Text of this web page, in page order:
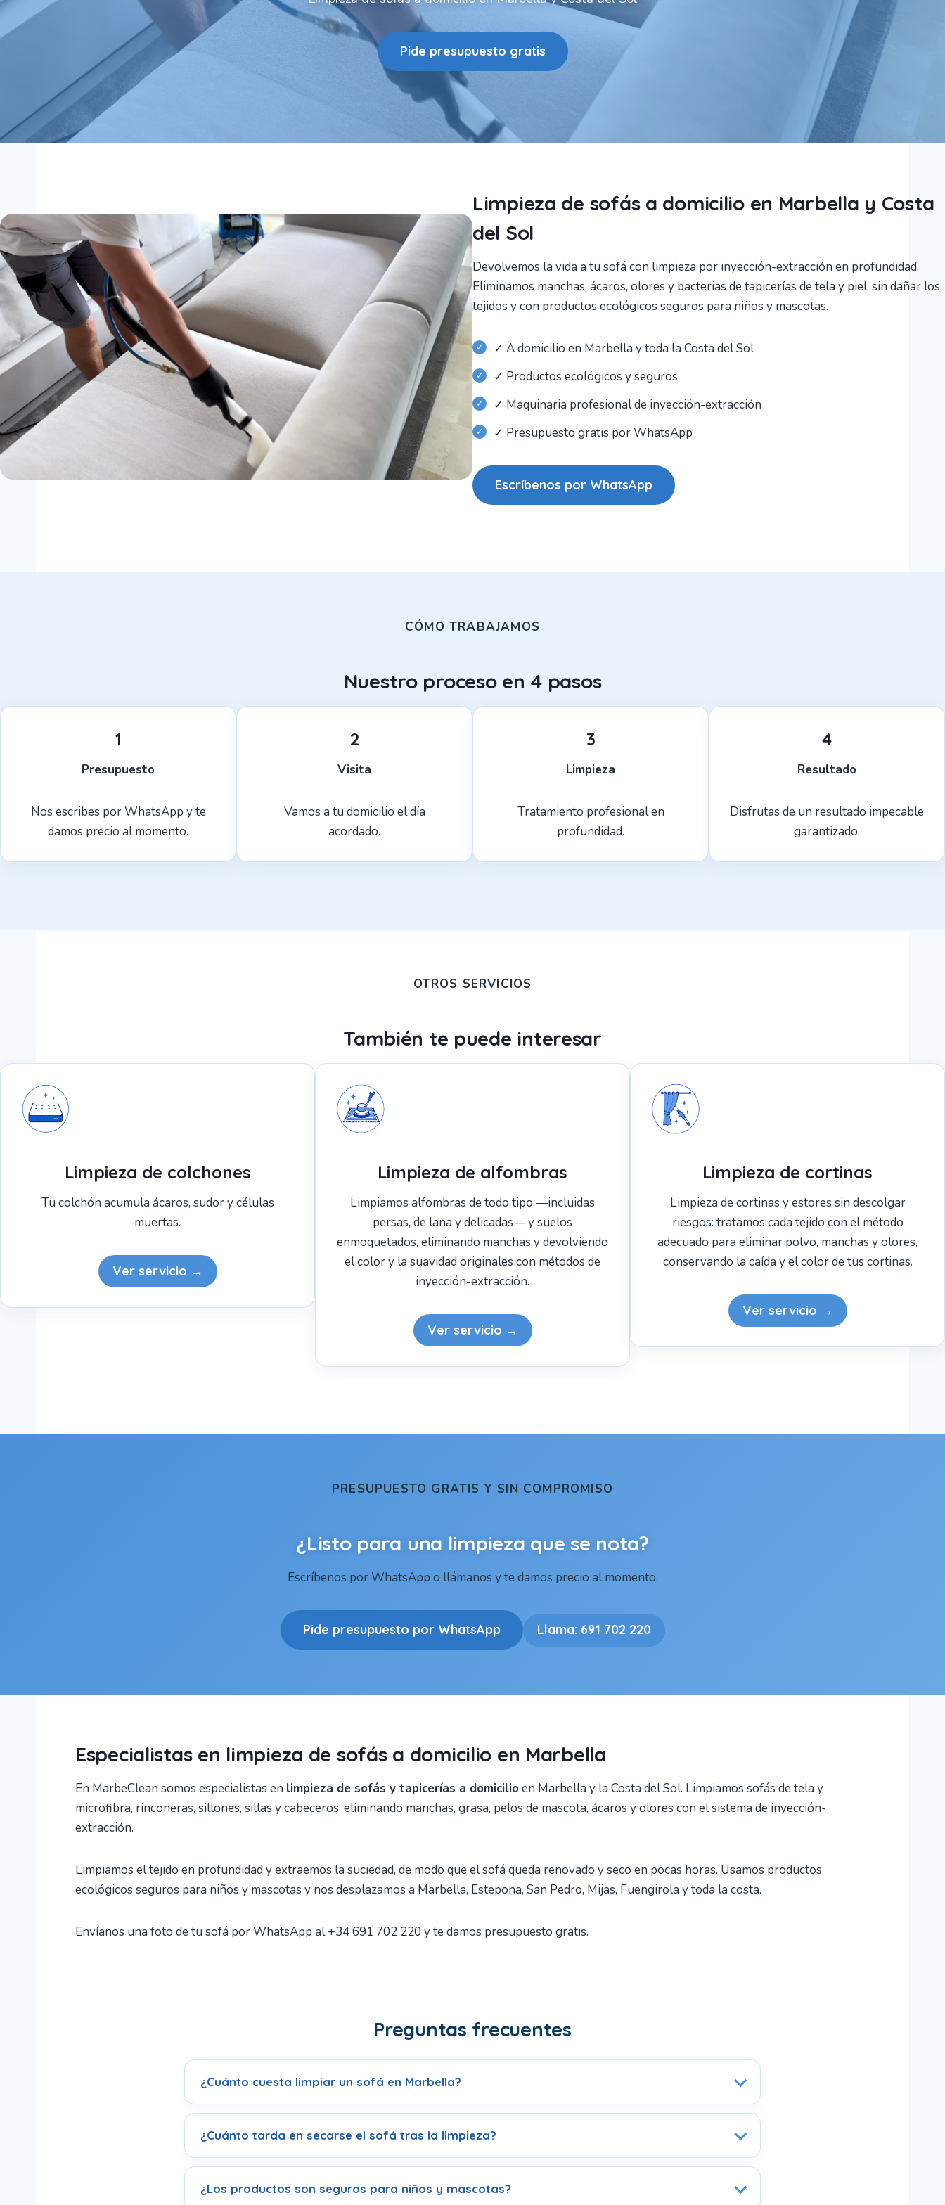
Pide presupuesto gratis
Limpieza de sofás a domicilio en Marbella y Costa
del Sol
Devolvemos la vida a tu sofá con limpieza por inyección-extracción en profundidad.
Eliminamos manchas, ácaros, olores y bacterias de tapicerías de tela y piel, sin dañar los
tejidos y con productos ecológicos seguros para niños y mascotas.
✓ A domicilio en Marbella y toda la Costa del Sol
✓ Productos ecológicos y seguros
✓ Maquinaria profesional de inyección-extracción
✓ Presupuesto gratis por WhatsApp
Escríbenos por WhatsApp
CÓMO TRABAJAMOS
Nuestro proceso en 4 pasos
1
Presupuesto
Nos escribes por WhatsApp y te
damos precio al momento.
2
Visita
Vamos a tu domicilio el día
acordado.
3
Limpieza
Tratamiento profesional en
profundidad.
4
Resultado
Disfrutas de un resultado impecable
garantizado.
OTROS SERVICIOS
También te puede interesar
Limpieza de colchones
Tu colchón acumula ácaros, sudor y células
muertas.
Ver servicio →
Limpieza de alfombras
Limpiamos alfombras de todo tipo —incluidas
persas, de lana y delicadas— y suelos
enmoquetados, eliminando manchas y devolviendo
el color y la suavidad originales con métodos de
inyección-extracción.
Ver servicio →
Limpieza de cortinas
Limpieza de cortinas y estores sin descolgar
riesgos: tratamos cada tejido con el método
adecuado para eliminar polvo, manchas y olores,
conservando la caída y el color de tus cortinas.
Ver servicio →
PRESUPUESTO GRATIS Y SIN COMPROMISO
¿Listo para una limpieza que se nota?
Escríbenos por WhatsApp o llámanos y te damos precio al momento.
Pide presupuesto por WhatsApp Llama: 691 702 220
Especialistas en limpieza de sofás a domicilio en Marbella
En MarbeClean somos especialistas en limpieza de sofás y tapicerías a domicilioen Marbella y la Costa del Sol. Limpiamos sofás de tela y
microfibra, rinconeras, sillones, sillas y cabeceros, eliminando manchas, grasa, pelos de mascota, ácaros y olores con el sistema de inyección-
extracción.
Limpiamos el tejido en profundidad y extraemos la suciedad, de modo que el sofá queda renovado y seco en pocas horas. Usamos productos
ecológicos seguros para niños y mascotas y nos desplazamos a Marbella, Estepona, San Pedro, Mijas, Fuengirola y toda la costa.
Envíanos una foto de tu sofá por WhatsApp al +34 691 702 220 y te damos presupuesto gratis.
Preguntas frecuentes
¿Cuánto cuesta limpiar un sofá en Marbella?
¿Cuánto tarda en secarse el sofá tras la limpieza?
¿Los productos son seguros para niños y mascotas?